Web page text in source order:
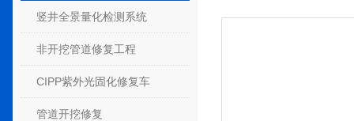
竖井全景量化检测系统
非开挖管道修复工程
CIPP紫外光固化修复车
管道开挖修复